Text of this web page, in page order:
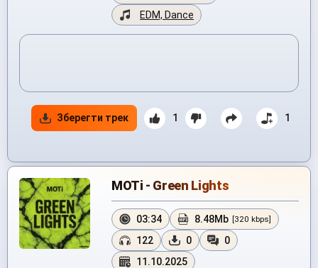
EDM, Dance
Зберегти трек 1 1
MOTi - Green Lights
03:34 8.48Mb [320 kbps]
122 0
0
11.10.2025